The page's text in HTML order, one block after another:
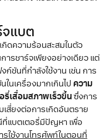
จแบต
กิดความร้อนสะสมในตัว
รชาร์จเพียงอย่างเดียว แต่
ชันที่กำลังใช้งาน เช่น การ
ในเครื่องมากเกินไป ความ
เสื่อมสภาพเร็วขึ้น ซึ่งการ
สี่ยงต่อการเกิดอันตราย
แบตเตอรี่มีปัญหา เพื่อ
รใช้งานโทรศัพท์ในตอนที่